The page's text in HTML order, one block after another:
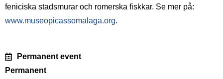
feniciska stadsmurar och romerska fiskkar. Se mer på:
www.museopicassomalaga.org.
Permanent event
Permanent